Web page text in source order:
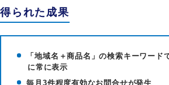
得られた成果
「地域名＋商品名」の検索キーワード
に常に表示
毎月3件程度有効なお問合せが発生